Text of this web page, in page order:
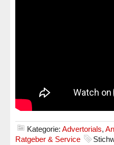
Kategorie: Advertorials,
Ratgeber & Service